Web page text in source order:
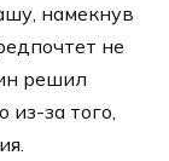
намекнув
не
решил
из-за того,